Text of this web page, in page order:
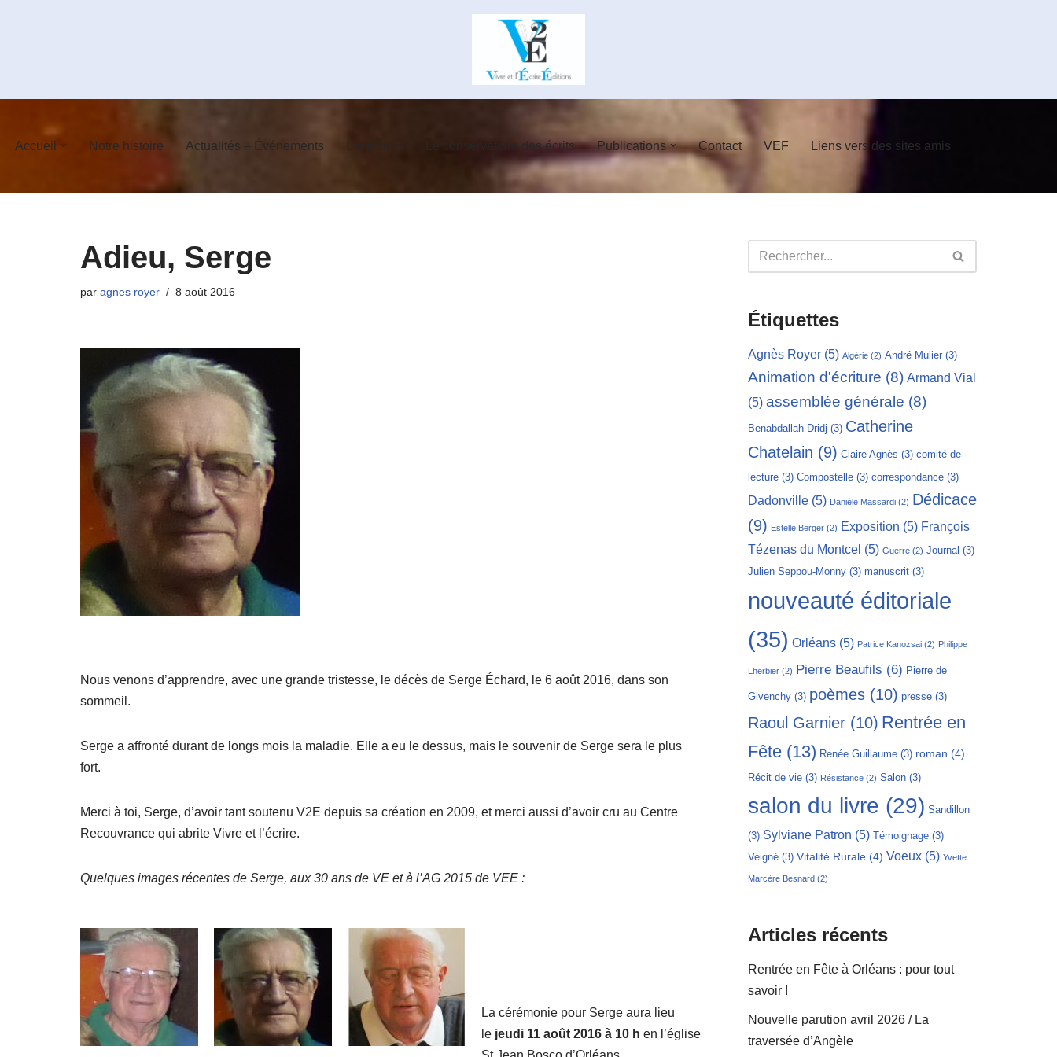
Accueil Notre histoire Actualités – Événements Le conservatoire des écrits Publications Contact VEF Liens vers des sites amis
Adieu, Serge
par agnes royer 8 août 2016
Nous venons d’apprendre, avec une grande tristesse, le décès de Serge Échard, le 6 août 2016, dans son
sommeil.
Serge a affronté durant de longs mois la maladie. Elle a eu le dessus, mais le souvenir de Serge sera le plus
fort.
Merci à toi, Serge, d’avoir tant soutenu V2E depuis sa création en 2009, et merci aussi d’avoir cru au Centre
Recouvrance qui abrite Vivre et l’écrire.
Quelques images récentes de Serge, aux 30 ans de VE et à l’AG 2015 de VEE :
La cérémonie pour Serge aura lieu
e jeudi 11 août 2016 à 10 h en l’église
Étiquettes
Agnès Royer (5) Algérie (2) André Mulier (3)
Animation d'écriture (8) Armand Vial
(5) assemblée générale (8)
Benabdallah Dridj (3) Catherine
Chatelain (9) Claire Agnès (3) comité de
lecture (3) Compostelle (3) correspondance (3)
Dadonville (5) Danièle Massardi (2) Dédicace
(9) Estelle Berger (2) Exposition (5) François
Tézenas du Montcel (5) Guerre (2) Journal (3)
Julien Seppou-Monny (3) manuscrit (3)
nouveauté éditoriale
(35) Orléans (5) Patrice Kanozsai (2) Philippe
Lherbier (2) Pierre Beaufils (6) Pierre de
Givenchy (3) poèmes (10) presse (3)
Raoul Garnier (10) Rentrée en
Fête (13) Renée Guillaume (3) roman (4)
Récit de vie (3) Résistance (2) Salon (3)
salon du livre (29) Sandillon
(3) Sylviane Patron (5) Témoignage (3)
Veigné (3) Vitalité Rurale (4) Voeux (5) Yvette
Marcère Besnard (2)
Articles récents
Rentrée en Fête à Orléans : pour tout
savoir !
Nouvelle parution avril 2026 / La
traversée d’Angèle